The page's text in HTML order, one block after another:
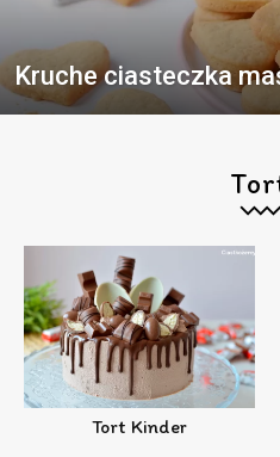
Kruche ciasteczka
Tort Kinder